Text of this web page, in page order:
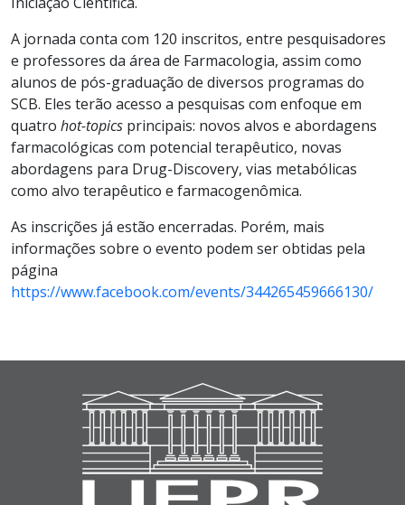
A jornada conta com 120 inscritos, entre pesquisadores
e professores da área de Farmacologia, assim como
alunos de pós-graduação de diversos programas do
SCB. Eles terão acesso a pesquisas com enfoque em
quatro hot-topics principais: novos alvos e abordagens
farmacológicas com potencial terapêutico, novas
abordagens para Drug-Discovery, vias metabólicas
como alvo terapêutico e farmacogenômica.
As inscrições já estão encerradas. Porém, mais
informações sobre o evento podem ser obtidas pela
página
https://www.facebook.com/events/344265459666130/